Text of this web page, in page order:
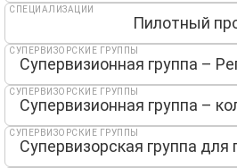
Пилотный
СПЕЦИАЛИЗАЦИИ
СУПЕРВИЗОРСКИЕ ГРУППЫ
СУПЕРВИЗОРСКИЕ ГРУППЫ
СУПЕРВИЗОРСКИЕ ГРУППЫ